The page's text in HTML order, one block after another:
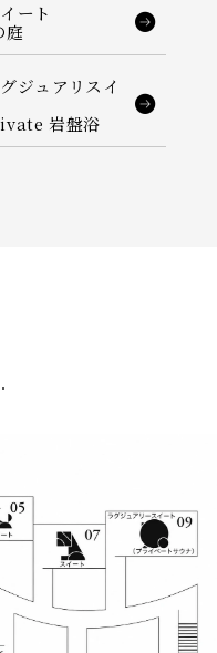
ート
庭
ジュアリスイ
岩盤浴